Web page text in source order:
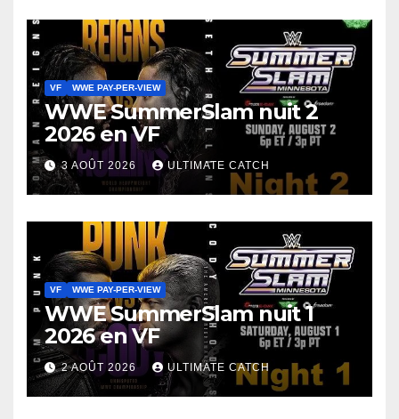
VF WWE PAY-PER-VIEW
WWE SummerSlam nuit 2
2026 en VF
3 AOÛT 2026 ULTIMATE CATCH
VF WWE PAY-PER-VIEW
WWE SummerSlam nuit 1
2026 en VF
2 AOÛT 2026 ULTIMATE CATCH